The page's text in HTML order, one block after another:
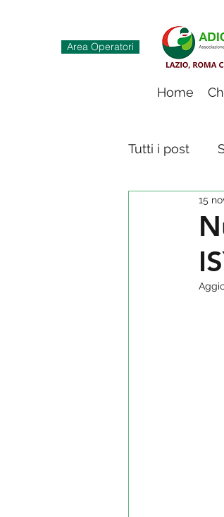
Area Operatori
Home
Tutti i post
15